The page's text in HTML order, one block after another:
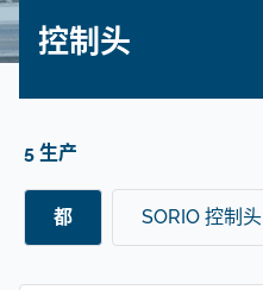
控制头
5 生产
都 SORIO 控制头